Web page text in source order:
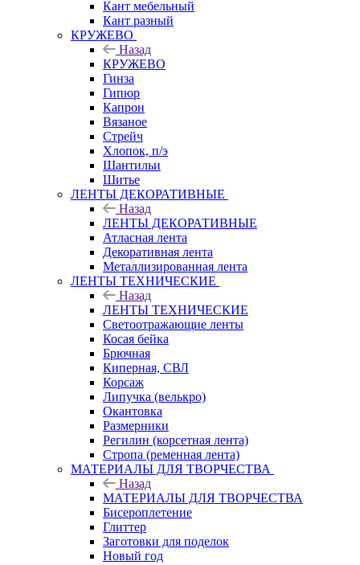
Кант мебельный
Кант разный
КРУЖЕВО
Назад
КРУЖЕВО
Гинза
Гипюр
Капрон
Вязаное
Стрейч
Хлопок, п/э
Шантильи
Шитье
ЛЕНТЫ ДЕКОРАТИВНЫЕ
Назад
ЛЕНТЫ ДЕКОРАТИВНЫЕ
Атласная лента
Декоративная лента
Металлизированная лента
ЛЕНТЫ ТЕХНИЧЕСКИЕ
Назад
ЛЕНТЫ ТЕХНИЧЕСКИЕ
Светоотражающие ленты
Косая бейка
Брючная
Киперная, СВЛ
Корсаж
Липучка (велькро)
Окантовка
Размерники
Регилин (корсетная лента)
Стропа (ременная лента)
МАТЕРИАЛЫ ДЛЯ ТВОРЧЕСТВА
Назад
МАТЕРИАЛЫ ДЛЯ ТВОРЧЕСТВА
Бисероплетение
Глиттер
Заготовки для поделок
Новый год